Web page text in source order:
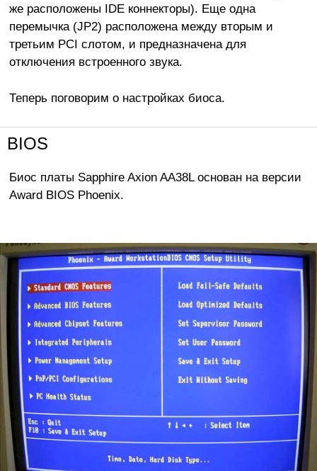
же расположены IDE коннекторы). Еще одна
перемычка (JP2) расположена между вторым и
третьим PCI слотом, и предназначена для
отключения встроенного звука.
Теперь поговорим о настройках биоса.
BIOS
Биос платы Sapphire Axion AA38L основан на версии
Award BIOS Phoenix.